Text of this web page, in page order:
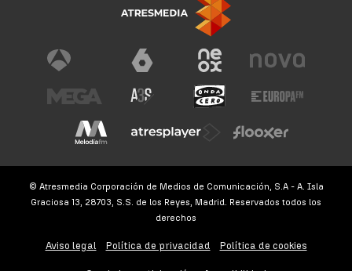
© Atresmedia Corporación de Medios de Comunicación, S.A - A. Isla
Graciosa 13, 28703, S.S. de los Reyes, Madrid. Reservados todos los
derechos
Aviso legal Política de privacidad Política de cookies